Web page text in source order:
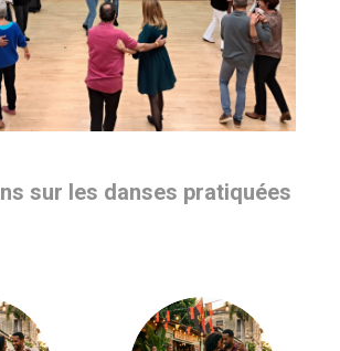
sur les danses pratiquées